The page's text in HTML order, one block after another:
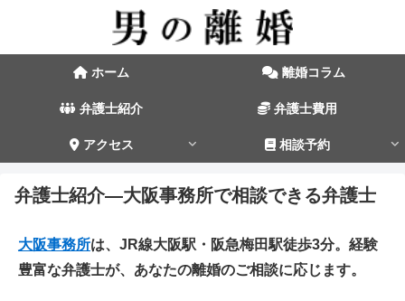
ホーム 離婚コラム
弁護士紹介 弁護士費用
アクセス 相談予約
弁護士紹介―大阪事務所で相談できる弁護士
大阪事務所は、JR線大阪駅・阪急梅田駅徒歩3分。経験
豊富な弁護士が、あなたの離婚のご相談に応じます。